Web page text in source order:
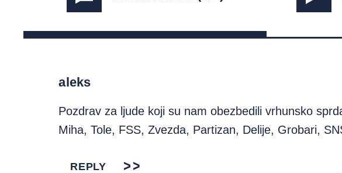
aleks
Pozdrav za ljude koji su nam obezbedili vrhunsko
Miha, Tole, FSS, Zvezda, Partizan, Delije, Grobari,
REPLY